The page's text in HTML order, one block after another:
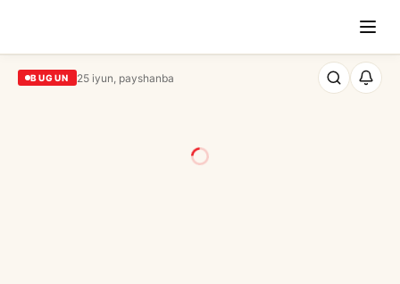
BUGUN 25 iyun, payshanba